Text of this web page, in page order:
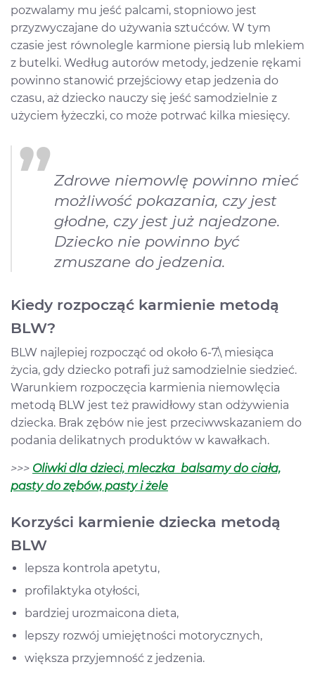
pozwalamy mu jeść palcami, stopniowo jest
przyzwyczajane do używania sztućców. W tym
czasie jest równolegle karmione piersią lub mlekiem
z butelki. Według autorów metody, jedzenie rękami
powinno stanowić przejściowy etap jedzenia do
czasu, aż dziecko nauczy się jeść samodzielnie z
użyciem łyżeczki, co może potrwać kilka miesięcy.
Zdrowe niemowlę powinno mieć
możliwość pokazania, czy jest
głodne, czy jest już najedzone.
Dziecko nie powinno być
zmuszane do jedzenia.
Kiedy rozpocząć karmienie metodą
BLW?
BLW najlepiej rozpocząć od około 6-7.\ miesiąca
życia, gdy dziecko potrafi już samodzielnie siedzieć.
Warunkiem rozpoczęcia karmienia niemowlęcia
metodą BLW jest też prawidłowy stan odżywienia
dziecka. Brak zębów nie jest przeciwwskazaniem do
podania delikatnych produktów w kawałkach.
>>> Oliwki dla dzieci, mleczka balsamy do ciała,
pasty do zębów, pasty i żele
Korzyści karmienie dziecka metodą
BLW
lepsza kontrola apetytu,
profilaktyka otyłości,
bardziej urozmaicona dieta,
lepszy rozwój umiejętności motorycznych,
większa przyjemność z jedzenia.